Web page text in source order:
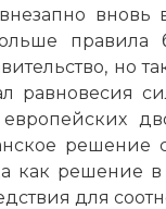
вновь
правила
но
равновесия
решение
как решение
для